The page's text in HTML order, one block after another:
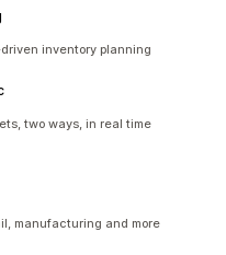
inventory planning
two ways, in real time
manufacturing and more